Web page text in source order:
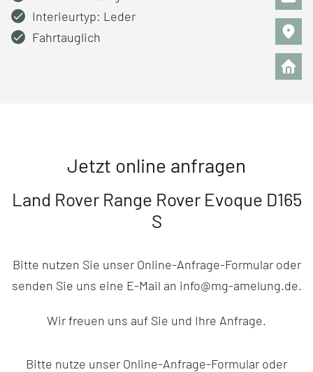
Interieurtyp: Leder
Fahrtauglich
Jetzt online anfragen
Land Rover Range Rover Evoque D165
S
Bitte nutzen Sie unser Online-Anfrage-Formular oder
senden Sie uns eine E-Mail an info@mg-amelung.de.
Wir freuen uns auf Sie und Ihre Anfrage.
Bitte nutze unser Online-Anfrage-Formular oder